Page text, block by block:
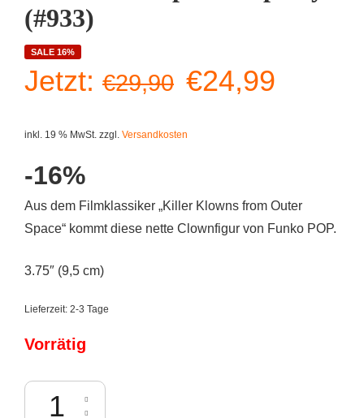
(#933)
SALE 16%
Jetzt: €29,90
Preis
€29,90
€24,99
inkl. 19 % MwSt. zzgl. Versandkosten
-16%
Aus dem Filmklassiker „Killer Klowns from Outer
Space“ kommt diese nette Clownfigur von Funko POP.
3.75″ (9,5 cm)
Lieferzeit: 2-3 Tage
Vorrätig
Funko POP! Killer Klowns from Outer Space - Spikey (#933) Menge